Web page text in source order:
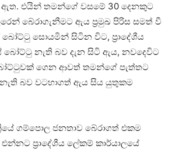
ඇත. එයින් තමන්ගේ වසමේ 30 දෙනකුට
බේරාගැනීමට ඇය ප්‍රමුඛ පිරිස සමත් වී
සොයමින් සිටින විට, ප්‍රාදේශීය
බෝට්ටු නැති බව දැන සිටි ඇය, නවදෙවිට
ගෙන ආවත් තමන්ගේ පැත්තට
බව වටහාගත් ඇය සිය යුතුකම
ගම්පොල ජනතාව බේරාගත් එකම
ප්‍රාදේශීය ලේකම් කාර්යාලයේ